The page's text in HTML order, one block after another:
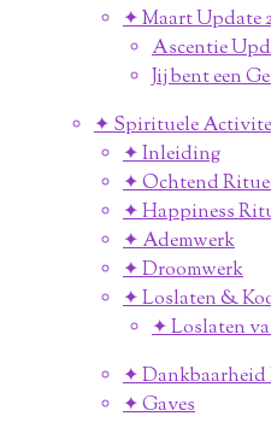
✦ Maart Update
Ascentie
Jij bent een
✦ Spirituele
✦ Inleiding
✦ Ochtend
✦ Happiness
✦ Ademwerk
✦ Droomwerk
✦ Loslaten &
✦ Loslaten
✦ Dankbaarheid
✦ Gaves